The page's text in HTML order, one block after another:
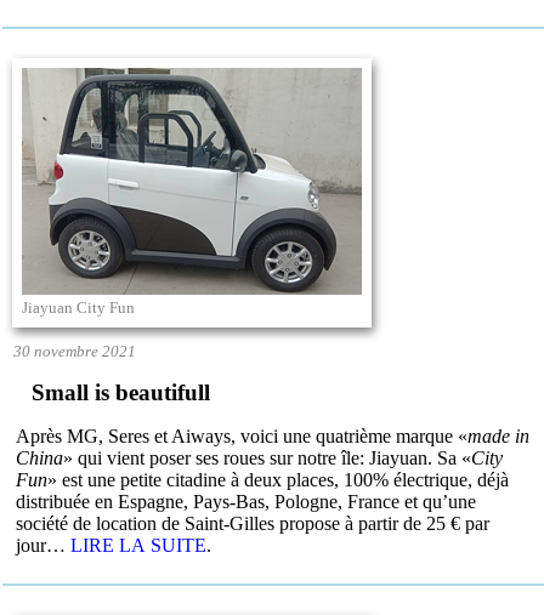
Jiayuan City Fun
30 novembre 2021
Small is beautifull
Après MG, Seres et Aiways, voici une quatrième marque «made in
China» qui vient poser ses roues sur notre île: Jiayuan. Sa «City
Fun» est une petite citadine à deux places, 100% électrique, déjà
distribuée en Espagne, Pays-Bas, Pologne, France et qu’une
société de location de Saint-Gilles propose à partir de 25 € par
jour…LIRE LA SUITE.